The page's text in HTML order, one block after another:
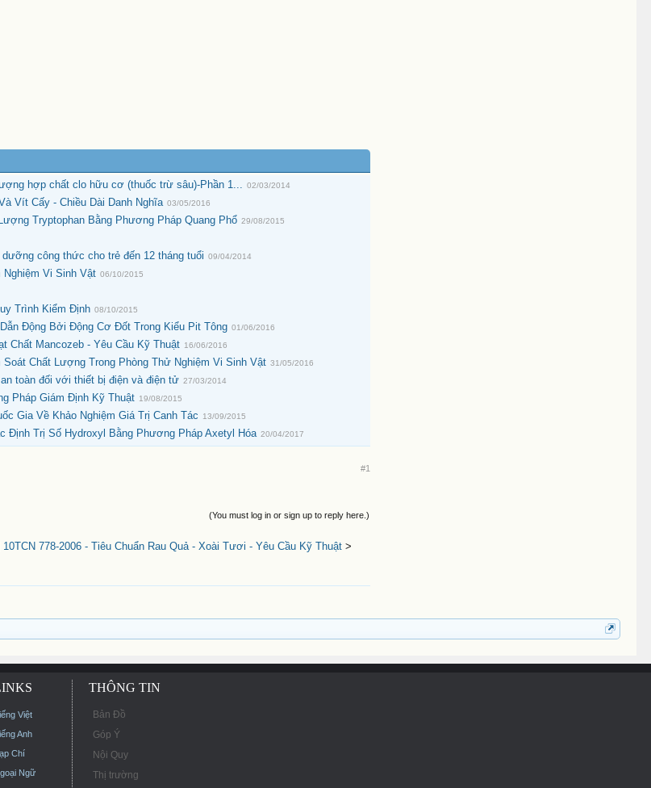
hợp chất clo hữu cơ (thuốc trừ sâu)-Phần 1... 02/03/2014
Vít Cấy - Chiều Dài Danh Nghĩa 03/05/2016
Tryptophan Bằng Phương Pháp Quang Phổ 29/08/2015
công thức cho trẻ đến 12 tháng tuổi 09/04/2014
Nghiệm Vi Sinh Vật 06/10/2015
Trình Kiểm Định 08/10/2015
Động Bởi Động Cơ Đốt Trong Kiểu Pit Tông 01/06/2016
Chất Mancozeb - Yêu Cầu Kỹ Thuật 16/06/2016
Chất Lượng Trong Phòng Thử Nghiệm Vi Sinh Vật 31/05/2016
toàn đối với thiết bị điện và điện tử 27/03/2014
Pháp Giám Định Kỹ Thuật 19/08/2015
Gia Về Khảo Nghiệm Giá Trị Canh Tác 13/09/2015
Định Trị Số Hydroxyl Bằng Phương Pháp Axetyl Hóa 20/04/2017
#1
(You must log in or sign up to reply here.)
10TCN 778-2006 - Tiêu Chuẩn Rau Quả - Xoài Tươi - Yêu Cầu Kỹ Thuật >
Việt
Anh
Chí
Ngữ
THÔNG TIN
Bản Đồ
Góp Ý
Nội Quy
Thị trường